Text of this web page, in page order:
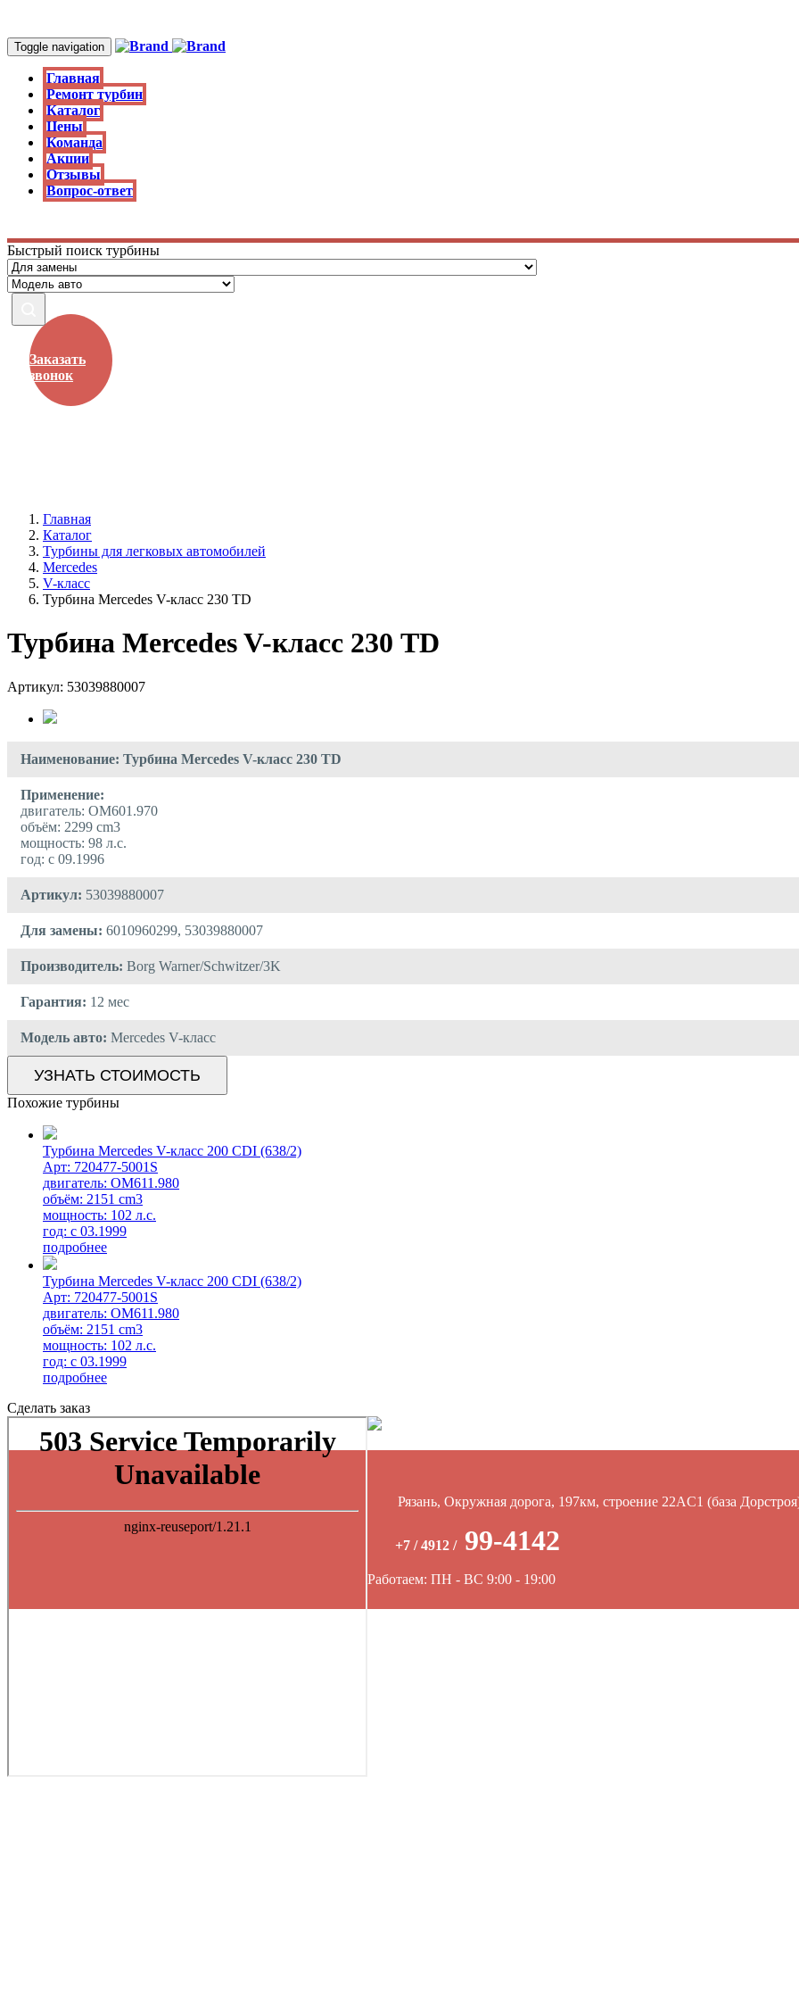
Toggle navigation
Главная
Ремонт турбин
Каталог
Цены
Команда
Акции
Отзывы
Вопрос-ответ
Быстрый поиск турбины
Заказать
звонок
Главная
Каталог
Турбины для легковых автомобилей
Mercedes
V-класс
Турбина Mercedes V-класс 230 TD
Турбина Mercedes V-класс 230 TD
Артикул: 53039880007
Наименование: Турбина Mercedes V-класс 230 TD
Применение:
двигатель: OM601.970
объём: 2299 cm3
мощность: 98 л.с.
год: с 09.1996
Артикул: 53039880007
Для замены: 6010960299, 53039880007
Производитель: Borg Warner/Schwitzer/3K
Гарантия: 12 мес
Модель авто: Mercedes V-класс
УЗНАТЬ СТОИМОСТЬ
Похожие турбины
Турбина Mercedes V-класс 200 CDI (638/2)
Арт: 720477-5001S
двигатель: OM611.980
объём: 2151 cm3
мощность: 102 л.с.
год: с 03.1999
подробнее
Турбина Mercedes V-класс 200 CDI (638/2)
Арт: 720477-5001S
двигатель: OM611.980
объём: 2151 cm3
мощность: 102 л.с.
год: с 03.1999
подробнее
Сделать заказ
Рязань, Окружная дорога, 197км, строение 22АC1 (база
+7 / 4912 / 99-4142
Работаем: ПН - ВС 9:00 - 19:00